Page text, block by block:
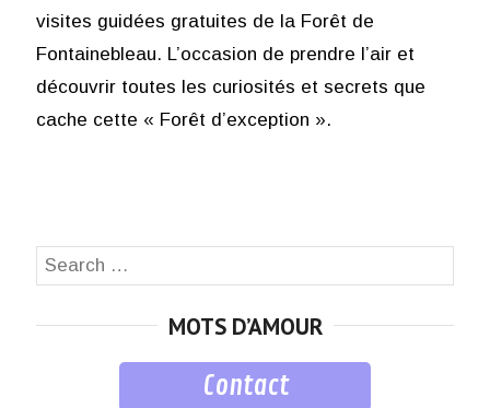
visites guidées gratuites de la Forêt de
Fontainebleau. L’occasion de prendre l’air et
découvrir toutes les curiosités et secrets que
cache cette « Forêt d’exception ».
Search
MOTS D’AMOUR
Contact